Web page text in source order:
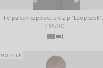
Felpa con
£95.00
NOVITÀ